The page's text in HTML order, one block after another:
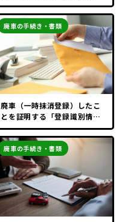
紹介
廃車（一時抹消登録）したこ
とを証明する「登録識別情報
等通知書」とは？
廃車の手続き・書類
廃車の手続き・書類